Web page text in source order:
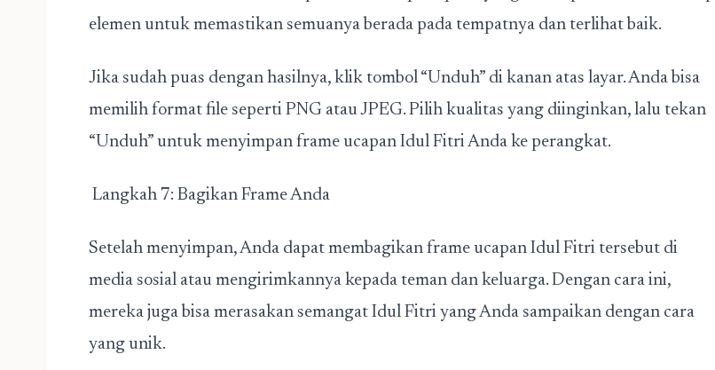
elemen untuk memastikan semuanya berada pada tempatnya dan terlihat baik.
Jika sudah puas dengan hasilnya, klik tombol “Unduh” di kanan atas layar. Anda bisa
memilih format file seperti PNG atau JPEG. Pilih kualitas yang diinginkan, lalu tekan
“Unduh” untuk menyimpan frame ucapan Idul Fitri Anda ke perangkat.
Langkah 7: Bagikan Frame Anda
Setelah menyimpan, Anda dapat membagikan frame ucapan Idul Fitri tersebut di
media sosial atau mengirimkannya kepada teman dan keluarga. Dengan cara ini,
mereka juga bisa merasakan semangat Idul Fitri yang Anda sampaikan dengan cara
yang unik.